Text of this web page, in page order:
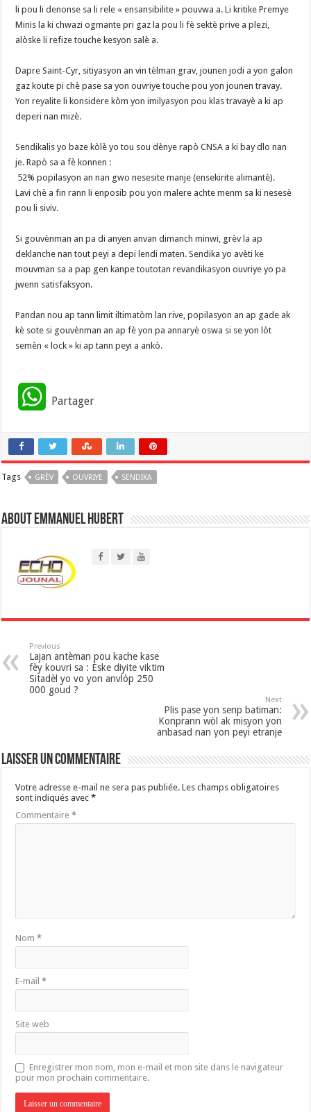
li pou li denonse sa li rele « ensansibilite » pouvwa a. Li kritike Premye
Minis la ki chwazi ogmante pri gaz la pou li fè sektè prive a plezi,
alòske li refize touche kesyon salè a.
‎Dapre Saint-Cyr, sitiyasyon an vin tèlman grav, jounen jodi a yon galon
gaz koute pi chè pase sa yon ouvriye touche pou yon jounen travay.
Yon reyalite li konsidere kòm yon imilyasyon pou klas travayè a ki ap
deperi nan mizè.
‎Sendikalis yo baze kòlè yo tou sou dènye rapò CNSA a ki bay dlo nan
je. Rapò sa a fè konnen :
‎ 52% popilasyon an nan gwo nesesite manje (ensekirite alimantè).
‎Lavi chè a fin rann li enposib pou yon malere achte menm sa ki nesesè
pou li siviv.
‎Si gouvènman an pa di anyen anvan dimanch minwi, grèv la ap
deklanche nan tout peyi a depi lendi maten. Sendika yo avèti ke
mouvman sa a pap gen kanpe toutotan revandikasyon ouvriye yo pa
jwenn satisfaksyon.
‎Pandan nou ap tann limit iltimatòm lan rive, popilasyon an ap gade ak
kè sote si gouvènman an ap fè yon pa annaryè oswa si se yon lòt
semèn « lock » ki ap tann peyi a ankò.
W
a
t
p
p
Partager
Tags GRÈV OUVRIYE SENDIKA
About Emmanuel Hubert
Previous
Lajan antèman pou kache kase
fèy kouvri sa : Èske diyite viktim
Sitadèl yo vo yon anvlòp 250
000 goud ?
Next
Plis pase yon senp batiman:
Konprann wòl ak misyon yon
anbasad nan yon peyi etranje
Laisser un commentaire
Votre adresse e-mail ne sera pas publiée. Les champs obligatoires
sont indiqués avec*
Commentaire*
Nom*
E-mail*
Site web
Enregistrer mon nom, mon e-mail et mon site dans le navigateur
pour mon prochain commentaire.